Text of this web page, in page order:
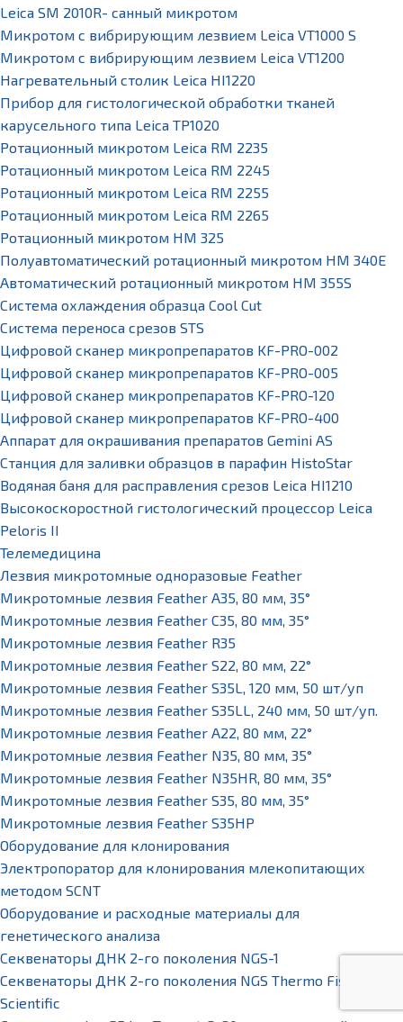
Leica SM 2010R- санный микротом
Микротом с вибрирующим лезвием Leica VT1000 S
Микротом с вибрирующим лезвием Leica VT1200
Нагревательный столик Leica HI1220
Прибор для гистологической обработки тканей
карусельного типа Leica TP1020
Ротационный микротом Leica RM 2235
Ротационный микротом Leica RM 2245
Ротационный микротом Leica RM 2255
Ротационный микротом Leica RM 2265
Ротационный микротом HM 325
Полуавтоматический ротационный микротом HM 340E
Автоматический ротационный микротом HM 355S
Система охлаждения образца Cool Cut
Система переноса срезов STS
Цифровой сканер микропрепаратов KF-PRO-002
Цифровой сканер микропрепаратов KF-PRO-005
Цифровой сканер микропрепаратов KF-PRO-120
Цифровой сканер микропрепаратов KF-PRO-400
Аппарат для окрашивания препаратов Gemini AS
Станция для заливки образцов в парафин HistoStar
Водяная баня для расправления срезов Leica HI1210
Высокоскоростной гистологический процессор Leica
Peloris II
Телемедицина
Лезвия микротомные одноразовые Feather
Микротомные лезвия Feather А35, 80 мм, 35°
Микротомные лезвия Feather С35, 80 мм, 35°
Микротомные лезвия Feather R35
Микротомные лезвия Feather S22, 80 мм, 22°
Микротомные лезвия Feather S35L, 120 мм, 50 шт/уп
Микротомные лезвия Feather S35LL, 240 мм, 50 шт/уп.
Микротомные лезвия Feather А22, 80 мм, 22°
Микротомные лезвия Feather N35, 80 мм, 35°
Микротомные лезвия Feather N35HR, 80 мм, 35°
Микротомные лезвия Feather S35, 80 мм, 35°
Микротомные лезвия Feather S35HP
Оборудование для клонирования
Электропоратор для клонирования млекопитающих
методом SCNT
Оборудование и расходные материалы для
генетического анализа
Секвенаторы ДНК 2-го поколения NGS-1
Секвенаторы ДНК 2-го поколения NGS Thermo Fisher
Scientific